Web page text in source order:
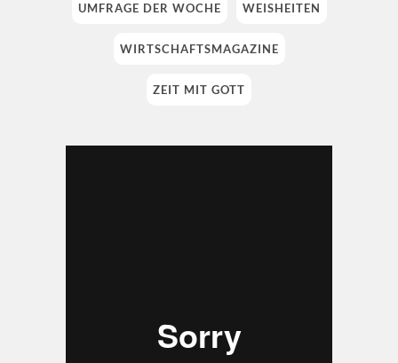
UMFRAGE DER WOCHE WEISHEITEN
WIRTSCHAFTSMAGAZINE
ZEIT MIT GOTT